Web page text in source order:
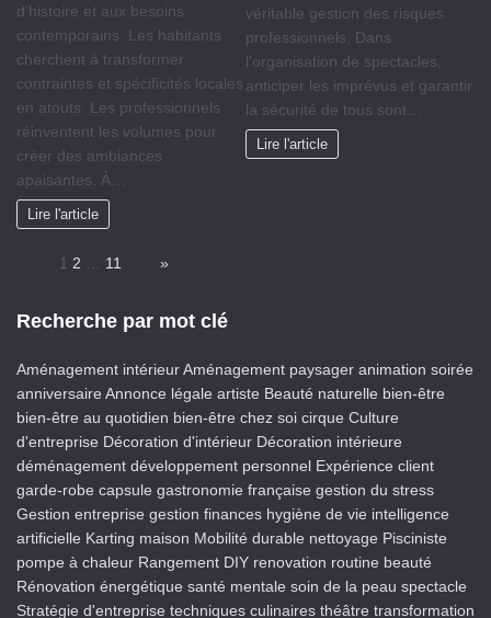
d’histoire et aux besoins
contemporains. Les habitants
cherchent à transformer
contraintes et spécificités locales
en atouts. Les professionnels
réinventent les volumes pour
créer des ambiances
apaisantes. À…
Lire l'article
véritable gestion des risques
professionnels. Dans
l’organisation de spectacles,
anticiper les imprévus et garantir
la sécurité de tous sont…
Lire l'article
1 2 11 »
Recherche par mot clé
Aménagement intérieurAménagement paysager animation soirée
anniversaire Annonce légale artiste Beauté naturelle bien-être
bien-être au quotidien bien-être chez soi cirque Culture
d'entreprise Décoration d'intérieur Décoration intérieure
déménagement développement personnel Expérience client
garde-robe capsule gastronomie française gestion du stress
Gestion entreprise gestion finances hygiène de vie intelligence
artificielle Karting maison Mobilité durable nettoyage Pisciniste
pompe à chaleur Rangement DIY renovation routine beauté
Rénovation énergétique santé mentale soin de la peau spectacle
Stratégie d'entreprise techniques culinaires théâtre transformation